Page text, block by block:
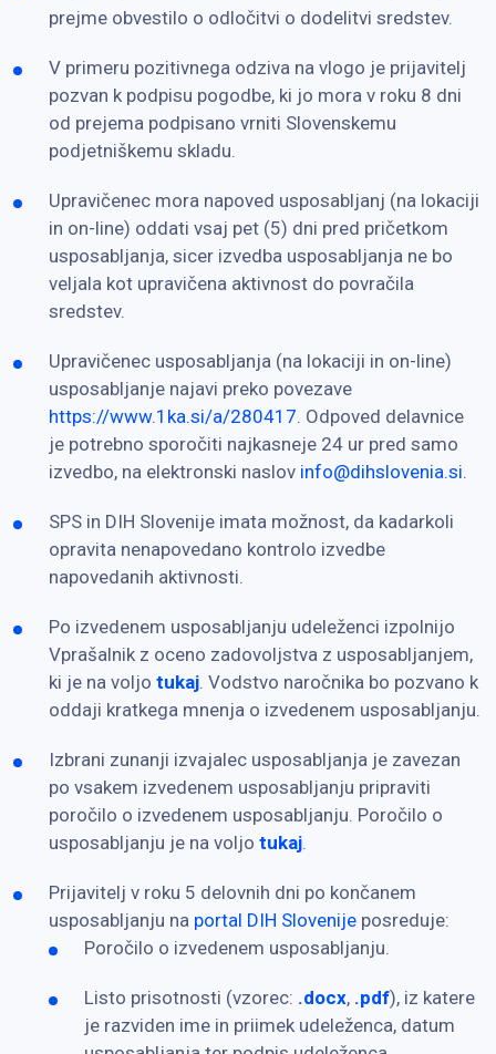
prejme obvestilo o odločitvi o dodelitvi sredstev.
V primeru pozitivnega odziva na vlogo je prijavitelj
pozvan k podpisu pogodbe, ki jo mora v roku 8 dni
od prejema podpisano vrniti Slovenskemu
podjetniškemu skladu.
Upravičenec mora napoved usposabljanj (na lokaciji
in on-line) oddati vsaj pet (5) dni pred pričetkom
usposabljanja, sicer izvedba usposabljanja ne bo
veljala kot upravičena aktivnost do povračila
sredstev.
Upravičenec usposabljanja (na lokaciji in on-line)
usposabljanje najavi preko povezave
https://www.1ka.si/a/280417 . Odpoved delavnice
je potrebno sporočiti najkasneje 24 ur pred samo
izvedbo, na elektronski naslov info@dihslovenia.si
SPS in DIH Slovenije imata možnost, da kadarkoli
opravita nenapovedano kontrolo izvedbe
napovedanih aktivnosti.
Po izvedenem usposabljanju udeleženci izpolnijo
Vprašalnik z oceno zadovoljstva z usposabljanjem,
ki je na voljo tukaj . Vodstvo naročnika bo pozvano k
oddaji kratkega mnenja o izvedenem usposabljanju.
Izbrani zunanji izvajalec usposabljanja je zavezan
po vsakem izvedenem usposabljanju pripraviti
poročilo o izvedenem usposabljanju. Poročilo o
usposabljanju je na voljo tukaj
Prijavitelj v roku 5 delovnih dni po končanem
usposabljanju na portal DIH Slovenije posreduje:
Poročilo o izvedenem usposabljanju.
Listo prisotnosti (vzorec: .docx, .pdf), iz katere
je razviden ime in priimek udeleženca, datum